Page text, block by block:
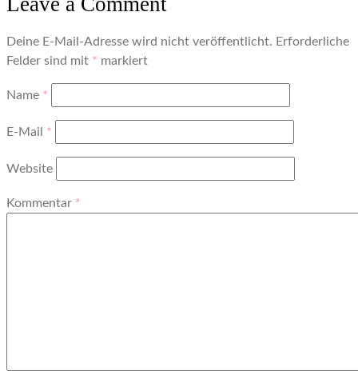
Deine E-Mail-Adresse wird nicht veröffentlicht. Erforderliche
Felder sind mit * markiert
Name *
E-Mail *
Website
Kommentar *